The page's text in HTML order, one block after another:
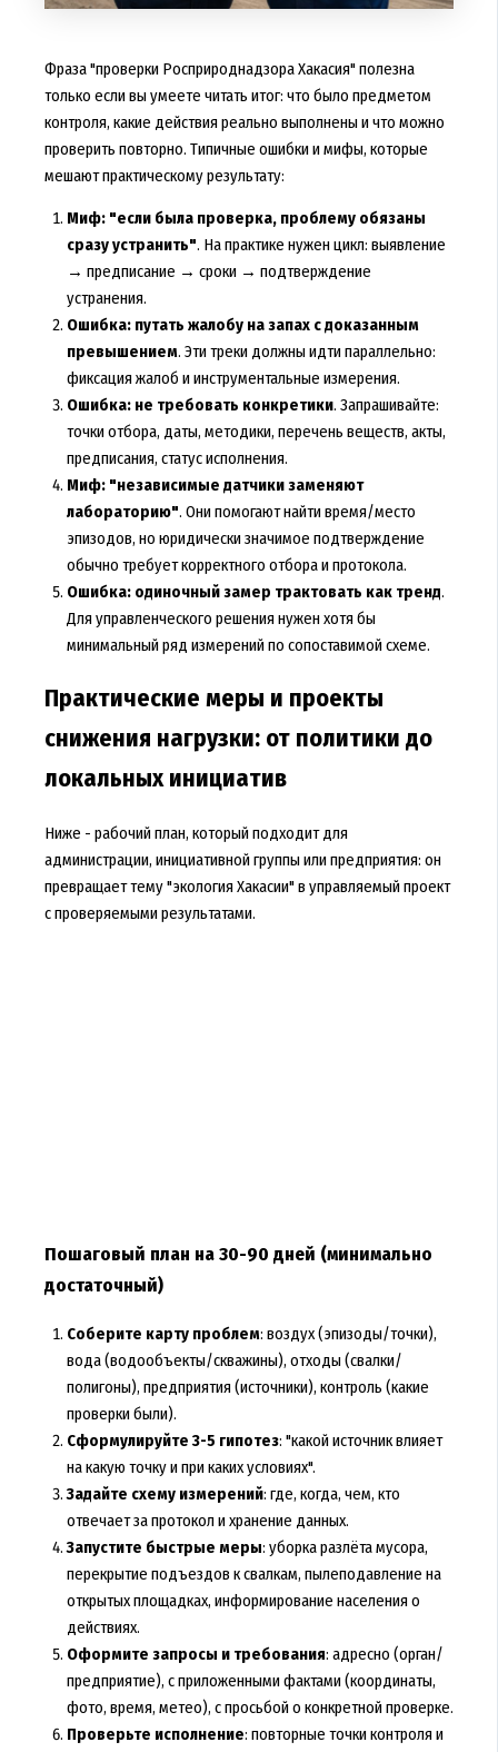
Фраза "проверки Росприроднадзора Хакасия" полезна
только если вы умеете читать итог: что было предметом
контроля, какие действия реально выполнены и что можно
проверить повторно. Типичные ошибки и мифы, которые
мешают практическому результату:
Миф: "если была проверка, проблему обязаны
сразу устранить". На практике нужен цикл: выявление
→ предписание → сроки → подтверждение
устранения.
Ошибка: путать жалобу на запах с доказанным
превышением. Эти треки должны идти параллельно:
фиксация жалоб и инструментальные измерения.
Ошибка: не требовать конкретики. Запрашивайте:
точки отбора, даты, методики, перечень веществ, акты,
предписания, статус исполнения.
Миф: "независимые датчики заменяют
лабораторию". Они помогают найти время/место
эпизодов, но юридически значимое подтверждение
обычно требует корректного отбора и протокола.
Ошибка: одиночный замер трактовать как тренд.
Для управленческого решения нужен хотя бы
минимальный ряд измерений по сопоставимой схеме.
Практические меры и проекты
снижения нагрузки: от политики до
локальных инициатив
Ниже - рабочий план, который подходит для
администрации, инициативной группы или предприятия: он
превращает тему "экология Хакасии" в управляемый проект
с проверяемыми результатами.
Пошаговый план на 30-90 дней (минимально
достаточный)
Соберите карту проблем: воздух (эпизоды/точки),
вода (водообъекты/скважины), отходы (свалки/
полигоны), предприятия (источники), контроль (какие
проверки были).
Сформулируйте 3-5 гипотез: "какой источник влияет
на какую точку и при каких условиях".
Задайте схему измерений: где, когда, чем, кто
отвечает за протокол и хранение данных.
Запустите быстрые меры: уборка разлёта мусора,
перекрытие подъездов к свалкам, пылеподавление на
открытых площадках, информирование населения о
действиях.
Оформите запросы и требования: адресно (орган/
предприятие), с приложенными фактами (координаты,
фото, время, метео), с просьбой о конкретной проверке.
Проверьте исполнение: повторные точки контроля и